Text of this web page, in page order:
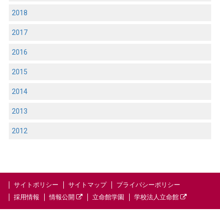
2018
2017
2016
2015
2014
2013
2012
サイトポリシー サイトマップ
プライバシーポリシー
採用情報
情報公開 立命館学園 学校法人立命館